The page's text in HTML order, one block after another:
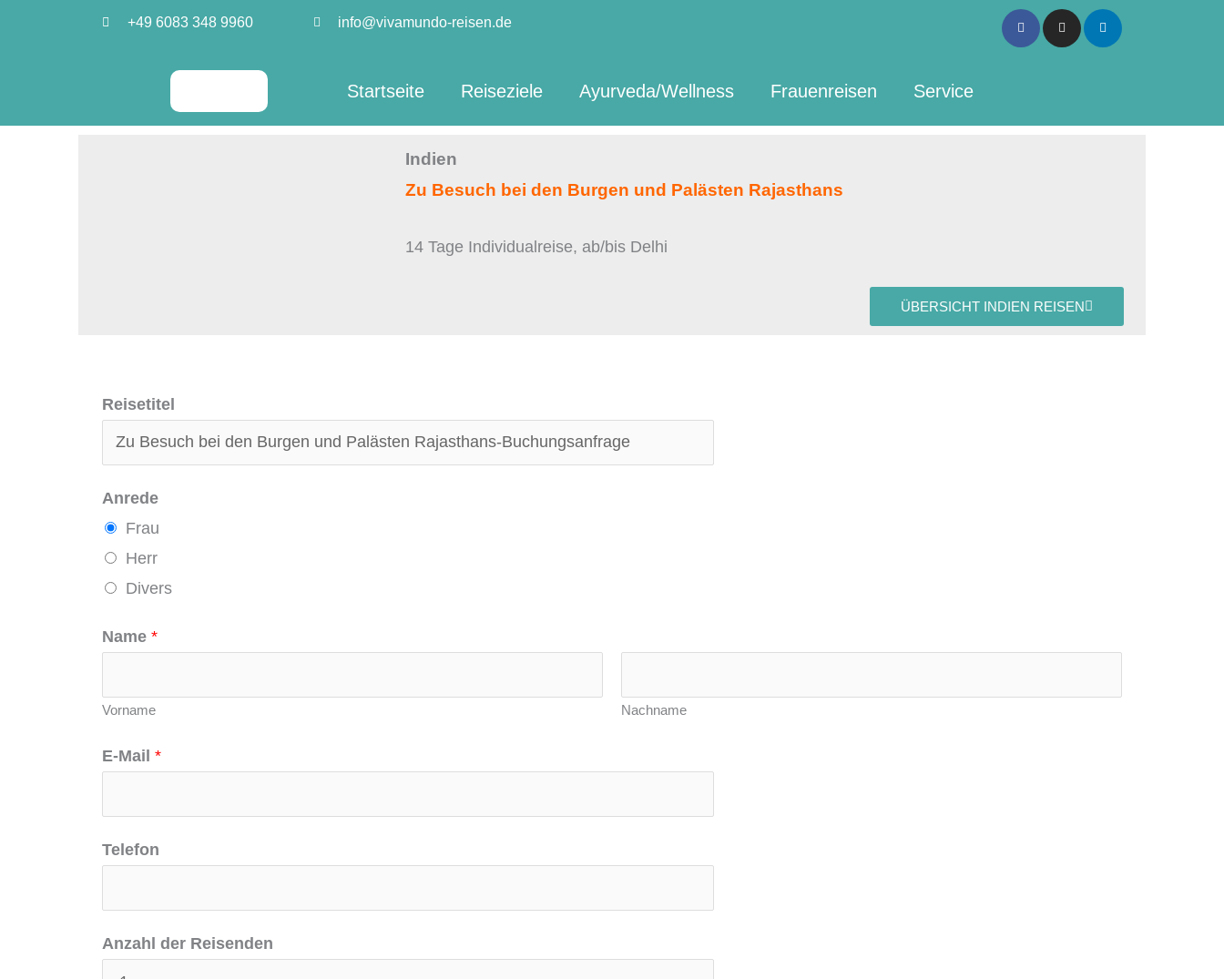
+49 6083 348 9960 info@vivamundo-reisen.de
Facebook-
f
InstagramLinkedin
Startseite Reiseziele Ayurveda/Wellness Frauenreisen Service
Indien
Zu Besuch bei den Burgen und Palästen Rajasthans
14 Tage Individualreise, ab/bis Delhi
ÜBERSICHT INDIEN REISEN
Reisetitel
Anrede
Frau
Herr
Divers
Name *
Vorname Nachname
E-Mail *
Telefon
Anzahl der Reisenden